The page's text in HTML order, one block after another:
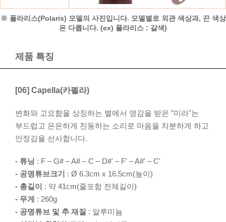
※ 폴라리스(Polaris) 모델의 사진입니다. 모델별로 외관 색상과, 끈 색상
은 다릅니다. (ex) 폴라리스 : 갈색)
제품 특징
[06] Capella(카펠라)
변화와 고요함을 상징하는 별에서 영감을 받은 "미라"는
부드럽고 은은하게 진동하는 소리로 마음을 차분하게 하고
안정감을 선사합니다.
- 튜닝 : F – G# – A# – C – D#' – F' – A#' – C'
- 공명튜브크기
: Ø 6.3cm x 16.5cm(높이)
- 총길이
: 약 41cm(줄포함 전체길이)
- 무게
: 260g
- 공명튜브 및 추 재질 : 알루미늄